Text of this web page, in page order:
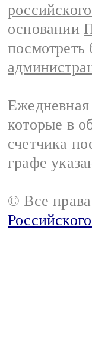
основании
Ежедневная
которые в
счетчика
графе
© Все